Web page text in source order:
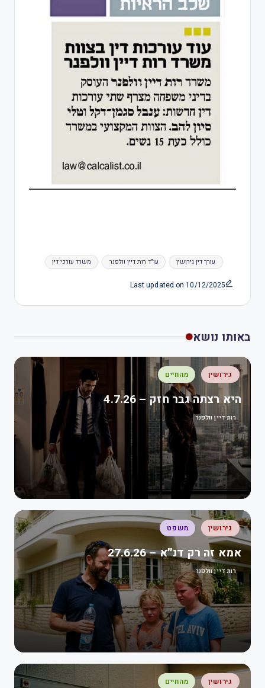
משרד עורכי דין עו"ד רות דיין וולפנר עורך דין גירושין
Last updated on 10/12/2025
באותו נושא
גירושין מהחיים
היא רצתה גבר חזק – 4.7.26
רות דיין וולפנר
גירושין משפט
אמא זה רק דנ״א – 27.6.26
רות דיין וולפנר
גירושין מהחיים